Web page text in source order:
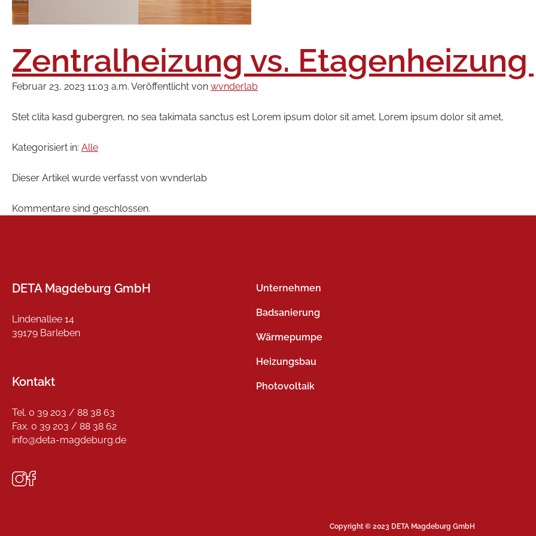
Zentralheizung vs. Etagenheizung
Februar 23, 2023 11:03 a.m. Veröffentlicht von wvnderlab
Stet clita kasd gubergren, no sea takimata sanctus est Lorem ipsum dolor sit amet. Lorem ipsum dolor sit amet,
Kategorisiert in: Alle
Dieser Artikel wurde verfasst von wvnderlab
Kommentare sind geschlossen.
DETA Magdeburg GmbH
Lindenallee 14
39179 Barleben
Kontakt
Tel. 0 39 203 / 88 38 63
Fax. 0 39 203 / 88 38 62
info@deta-magdeburg.de
Unternehmen
Badsanierung
Wärmepumpe
Heizungsbau
Photovoltaik
Copyright © 2023 DETA Magdeburg GmbH